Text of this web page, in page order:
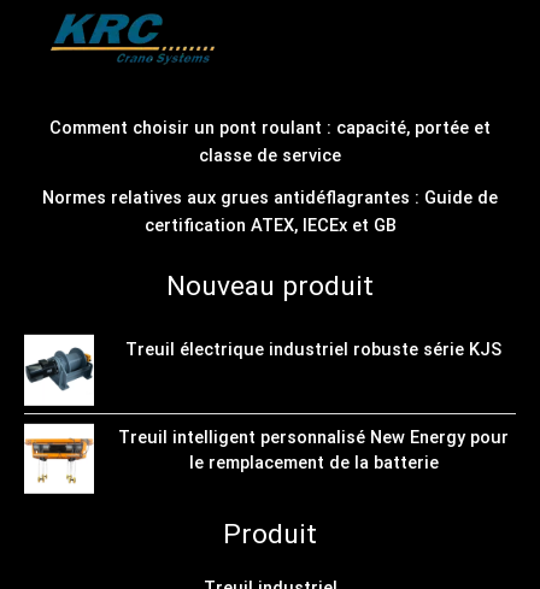
Comment choisir un pont roulant : capacité, portée et
classe de service
Normes relatives aux grues antidéflagrantes : Guide de
certification ATEX, IECEx et GB
Nouveau produit
Treuil électrique industriel robuste série KJS
Treuil intelligent personnalisé New Energy pour
le remplacement de la batterie
Produit